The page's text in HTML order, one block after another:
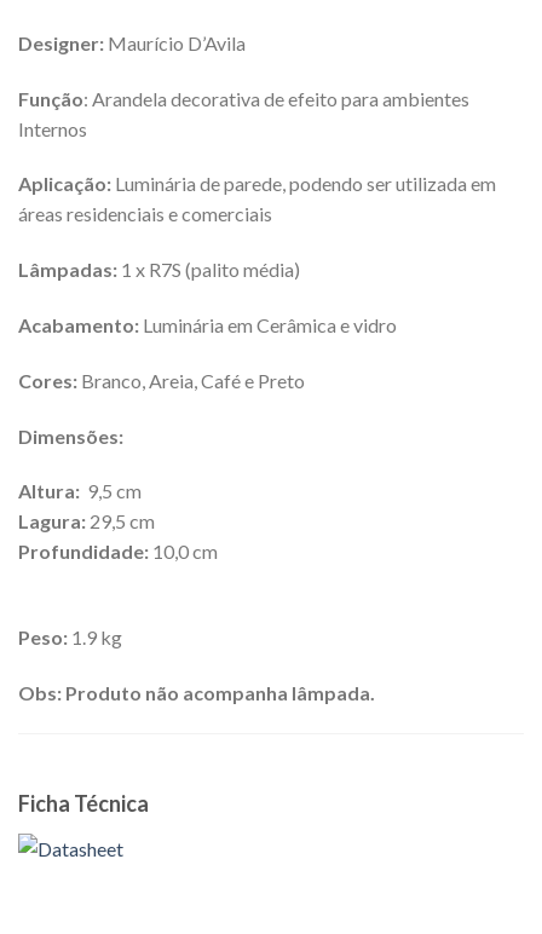
Designer: Maurício D’Avila
Função: Arandela decorativa de efeito para ambientes
Internos
Aplicação: Luminária de parede, podendo ser utilizada em
áreas residenciais e comerciais
Lâmpadas: 1 x R7S (palito média)
Acabamento: Luminária em Cerâmica e vidro
Cores: Branco, Areia, Café e Preto
Dimensões:
Altura: 9,5 cm
Lagura: 29,5 cm
Profundidade: 10,0 cm
Peso: 1.9 kg
Obs: Produto não acompanha lâmpada.
Ficha Técnica